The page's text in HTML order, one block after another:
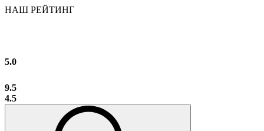
НАШ РЕЙТИНГ
5.0
9.5
4.5